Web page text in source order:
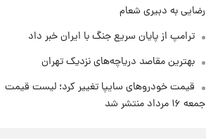
رضایی به دبیری شعام
ترامپ از پایان سریع جنگ با ایران خبر داد
بهترین مقاصد دریاچه‌های نزدیک تهران
قیمت خودروهای سایپا تغییر کرد؛ لیست قیمت
جمعه ۱۶ مرداد منتشر شد